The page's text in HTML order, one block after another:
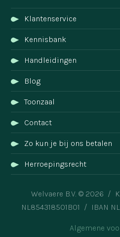
Klantenservice
Kennisbank
Handleidingen
Blog
Toonzaal
Contact
Zo kun je bij ons betalen
Herroepingsrecht
Welvaere B.V. © 2026 /
NL854318501B01 / IBAN
Algemene